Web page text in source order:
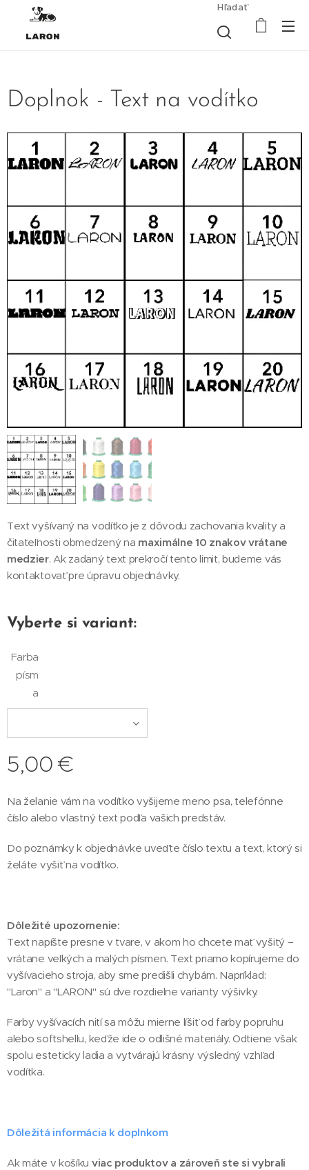
Hľadať
Doplnok - Text na vodítko
Text vyšívaný na vodítko je z dôvodu zachovania kvality a
čitateľnosti obmedzený na maximálne 10 znakov vrátane
medzier. Ak zadaný text prekročí tento limit, budeme vás
kontaktovať pre úpravu objednávky.
Vyberte si variant:
Farba
písm
a
5,00 €
Na želanie vám na vodítko vyšijeme meno psa, telefónne
číslo alebo vlastný text podľa vašich predstáv.
Do poznámky k objednávke uveďte číslo textu a text, ktorý si
želáte vyšiť na vodítko.
Dôležité upozornenie:
Text napíšte presne v tvare, v akom ho chcete mať vyšitý –
vrátane veľkých a malých písmen. Text priamo kopírujeme do
vyšívacieho stroja, aby sme predišli chybám. Napríklad:
"Laron" a "LARON" sú dve rozdielne varianty výšivky.
Farby vyšívacích nití sa môžu mierne líšiť od farby popruhu
alebo softshellu, keďže ide o odlišné materiály. Odtiene však
spolu esteticky ladia a vytvárajú krásny výsledný vzhľad
vodítka.
Dôležitá informácia k doplnkom
Ak máte v košíku viac produktov a zároveň ste si vybrali